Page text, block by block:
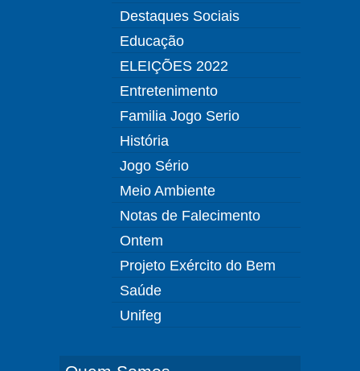
Destaques Sociais
Educação
ELEIÇÕES 2022
Entretenimento
Familia Jogo Serio
História
Jogo Sério
Meio Ambiente
Notas de Falecimento
Ontem
Projeto Exército do Bem
Saúde
Unifeg